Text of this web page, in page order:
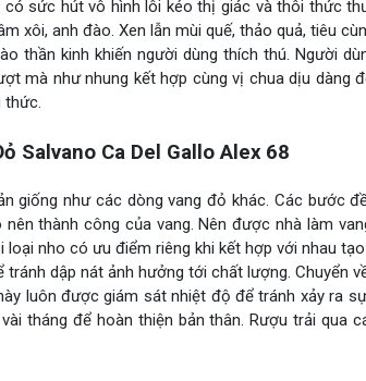
sức hút vô hình lôi kéo thị giác và thôi thức
xôi, anh đào. Xen lẫn mùi quế, thảo quả, tiêu
thần kinh khiến người dùng thích thú. Người
mà như nhung kết hợp cùng vị chua dịu dàng
thức.
Salvano Ca Del Gallo Alex 68
giống như các dòng vang đỏ khác. Các bước
thành công của vang. Nên được nhà làm
loại nho có ưu điểm riêng khi kết hợp với nhau
dập nát ảnh hưởng tới chất lượng. Chuyển
luôn được giám sát nhiệt độ để tránh xảy ra
tháng để hoàn thiện bản thân. Rượu trải qua